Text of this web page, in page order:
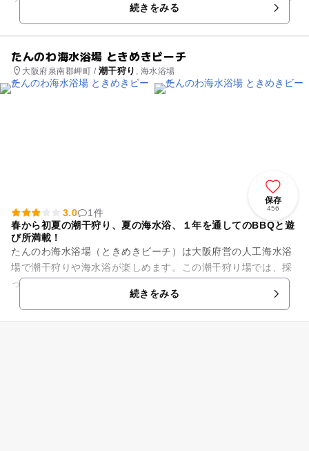
続きをみる
たんのわ海水浴場 ときめきビーチ
大阪府泉南郡岬町 / 潮干狩り , 海水浴場
保存
456
3.0
1件
春から初夏の潮干狩り、夏の海水浴、１年を通してのBBQと遊
び所満載！
たんのわ海水浴場（ときめきビーチ）は大阪府営の人工海水浴
場で潮干狩りや海水浴が楽しめます。この潮干狩り場では、採
った貝（あさり）を交換して砂抜きした貝を受け取るシステム
となっていて、大人800g...続きをみる